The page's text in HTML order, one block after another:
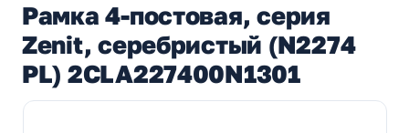
Рамка 4-постовая, серия
Zenit, серебристый (N2274
PL) 2CLA227400N1301